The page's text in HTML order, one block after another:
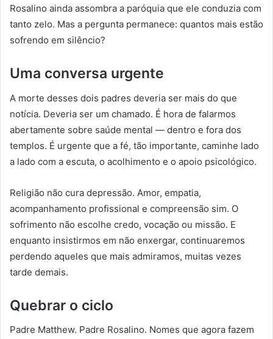
Rosalino ainda assombra a paróquia que ele conduzia com
tanto zelo. Mas a pergunta permanece: quantos mais estão
sofrendo em silêncio?
Uma conversa urgente
A morte desses dois padres deveria ser mais do que
notícia. Deveria ser um chamado. É hora de falarmos
abertamente sobre saúde mental — dentro e fora dos
templos. É urgente que a fé, tão importante, caminhe lado
a lado com a escuta, o acolhimento e o apoio psicológico.
Religião não cura depressão. Amor, empatia,
acompanhamento profissional e compreensão sim. O
sofrimento não escolhe credo, vocação ou missão. E
enquanto insistirmos em não enxergar, continuaremos
perdendo aqueles que mais admiramos, muitas vezes
tarde demais.
Quebrar o ciclo
Padre Matthew. Padre Rosalino. Nomes que agora fazem